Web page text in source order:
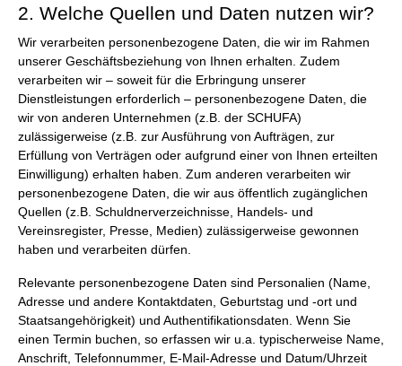
2. Welche Quellen und Daten nutzen wir?
Wir verarbeiten personenbezogene Daten, die wir im Rahmen
unserer Geschäftsbeziehung von Ihnen erhalten. Zudem
verarbeiten wir – soweit für die Erbringung unserer
Dienstleistungen erforderlich – personenbezogene Daten, die
wir von anderen Unternehmen (z.B. der SCHUFA)
zulässigerweise (z.B. zur Ausführung von Aufträgen, zur
Erfüllung von Verträgen oder aufgrund einer von Ihnen erteilten
Einwilligung) erhalten haben. Zum anderen verarbeiten wir
personenbezogene Daten, die wir aus öffentlich zugänglichen
Quellen (z.B. Schuldnerverzeichnisse, Handels- und
Vereinsregister, Presse, Medien) zulässigerweise gewonnen
haben und verarbeiten dürfen.
Relevante personenbezogene Daten sind Personalien (Name,
Adresse und andere Kontaktdaten, Geburtstag und -ort und
Staatsangehörigkeit) und Authentifikationsdaten. Wenn Sie
einen Termin buchen, so erfassen wir u.a. typischerweise Name,
Anschrift, Telefonnummer, E-Mail-Adresse und Datum/Uhrzeit